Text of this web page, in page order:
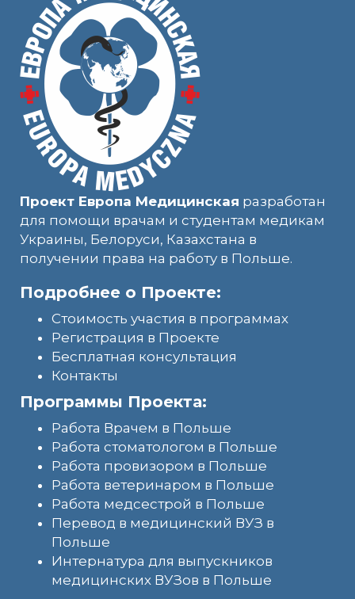
Проект Европа Медицинская разработан
для помощи врачам и студентам медикам
Украины, Белоруси, Казахстана в
получении права на работу в Польше.
Подробнее о Проекте:
Стоимость участия в программах
Регистрация в Проекте
Бесплатная консультация
Контакты
Программы Проекта:
Работа Врачем в Польше
Работа стоматологом в Польше
Работа провизором в Польше
Работа ветеринаром в Польше
Работа медсестрой в Польше
Перевод в медицинский ВУЗ в
Польше
Интернатура для выпускников
медицинских ВУЗов в Польше